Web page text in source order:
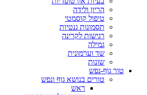
הריון ולידה
טיפול קוסמטי
תסמונות גנטיות
רגישות לקרינה
גמילה
שד וערמונית
שונות
טור גוף-נפש
טורים בנושא גוף ונפש
ראש